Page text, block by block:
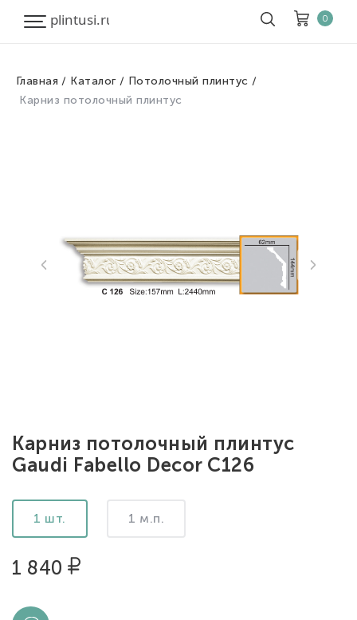
Корзина
0
Главная Каталог
Потолочный плинтус
Карниз потолочный плинтус
Карниз потолочный плинтус
Gaudi Fabello Decor C126
1 шт. 1 м.п.
1 840